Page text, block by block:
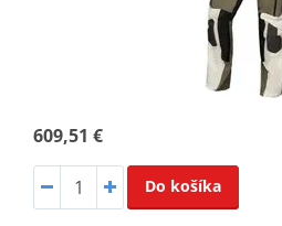
609,51 €
Do košíka